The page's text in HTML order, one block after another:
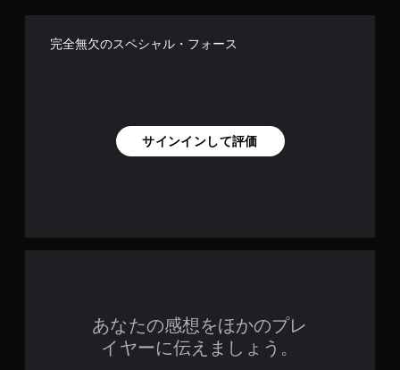
完全無欠のスペシャル・フォース
サインインして評価
あなたの感想をほかのプレ
イヤーに伝えましょう。